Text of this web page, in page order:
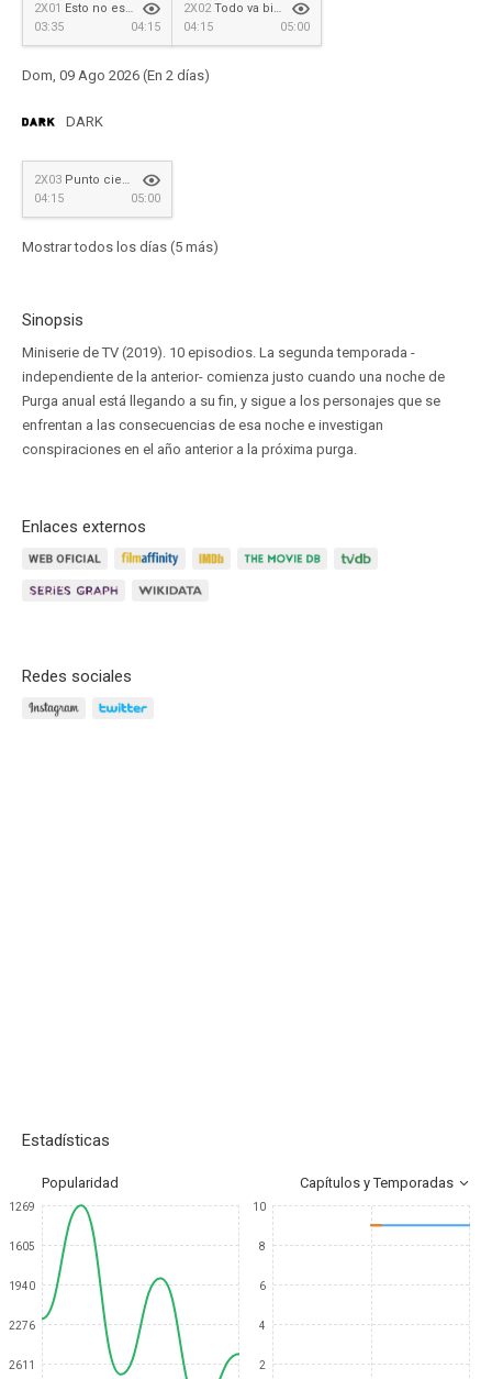
2X01 Esto no es un simulacro
03:35
04:15
2X02Todo va bien
04:15
05:00
Dom, 09 Ago 2026 (En 2 días)
DARK
2X03 Punto ciego
04:15
05:00
Mostrar todos los días (5 más)
Sinopsis
Miniserie de TV (2019). 10 episodios. La segunda temporada -
independiente de la anterior- comienza justo cuando una noche de
Purga anual está llegando a su fin, y sigue a los personajes que se
enfrentan a las consecuencias de esa noche e investigan
conspiraciones en el año anterior a la próxima purga.
Enlaces externos
Redes sociales
Estadísticas
Popularidad Capítulos y Temporadas
1269
1605
1940
2276
2611
10
8
6
4
2